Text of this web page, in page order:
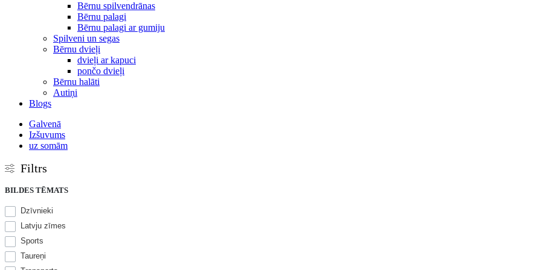
Bērnu spilvendrānas
Bērnu palagi
Bērnu palagi ar gumiju
Spilveni un segas
Bērnu dvieļi
dvieļi ar kapuci
pončo dvieļi
Bērnu halāti
Autiņi
Blogs
Galvenā
Izšuvums
uz somām
Filtrs
BILDES TĒMATS
Dzīvnieki
Latvju zīmes
Sports
Taureņi